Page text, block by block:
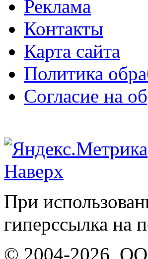
Реклама
Контакты
Карта сайта
Политика
Согласие на
Наверх
При
гиперссылка на
© 2004-2026,